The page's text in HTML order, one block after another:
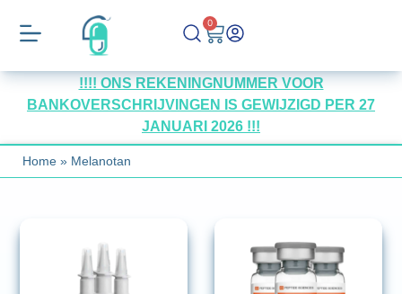
0
!!!! ONS REKENINGNUMMER VOOR
BANKOVERSCHRIJVINGEN IS GEWIJZIGD PER 27
JANUARI 2026 !!!
Home » Melanotan